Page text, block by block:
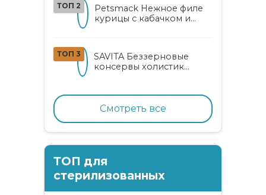
ТОП 2
Petsmack Нежное филе
курицы с кабачком и
ТОП 3
SAVITA Беззерновые
консервы холистик
Смотреть все
ТОП для
стерилизованных